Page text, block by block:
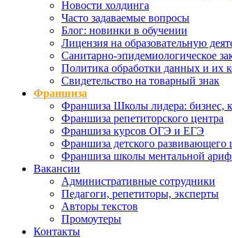
Новости холдинга
Часто задаваемые вопросы
Блог: новинки в обучении
Лицензия на образовательную
Санитарно-эпидемиологическое
Политика обработки данных и их
Свидетельство на товарный знак
Франшиза
Франшиза Школы лидера: бизнес,
Франшиза репетиторского центра
Франшиза курсов ОГЭ и ЕГЭ
Франшиза детского развивающего
Франшиза школы ментальной
Вакансии
Административные сотрудники
Педагоги, репетиторы, эксперты
Авторы текстов
Промоутеры
Контакты